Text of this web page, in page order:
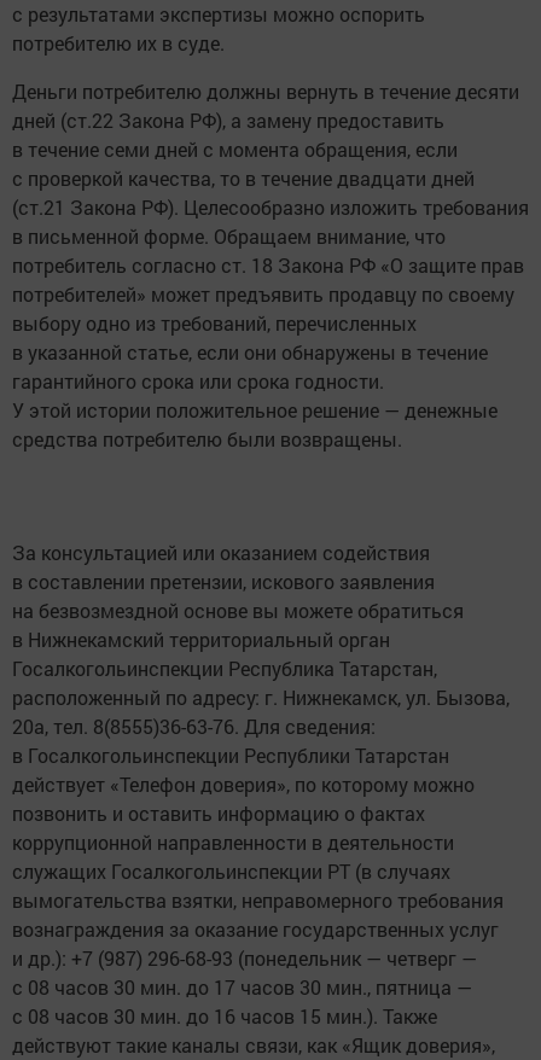
с результатами экспертизы можно оспорить
потребителю их в суде.
Деньги потребителю должны вернуть в течение десяти
дней (ст.22 Закона РФ), а замену предоставить
в течение семи дней с момента обращения, если
с проверкой качества, то в течение двадцати дней
(ст.21 Закона РФ). Целесообразно изложить требования
в письменной форме. Обращаем внимание, что
потребитель согласно ст. 18 Закона РФ «О защите прав
потребителей» может предъявить продавцу по своему
выбору одно из требований, перечисленных
в указанной статье, если они обнаружены в течение
гарантийного срока или срока годности.
У этой истории положительное решение — денежные
средства потребителю были возвращены.
За консультацией или оказанием содействия
в составлении претензии, искового заявления
на безвозмездной основе вы можете обратиться
в Нижнекамский территориальный орган
Госалкогольинспекции Республика Татарстан,
расположенный по адресу: г. Нижнекамск, ул. Бызова,
20а, тел. 8(8555)36-63-76. Для сведения:
в Госалкогольинспекции Республики Татарстан
действует «Телефон доверия», по которому можно
позвонить и оставить информацию о фактах
коррупционной направленности в деятельности
служащих Госалкогольинспекции РТ (в случаях
вымогательства взятки, неправомерного требования
вознаграждения за оказание государственных услуг
и др.): +7 (987) 296-68-93 (понедельник — четверг —
с 08 часов 30 мин. до 17 часов 30 мин., пятница —
с 08 часов 30 мин. до 16 часов 15 мин.). Также
действуют такие каналы связи, как «Ящик доверия»,